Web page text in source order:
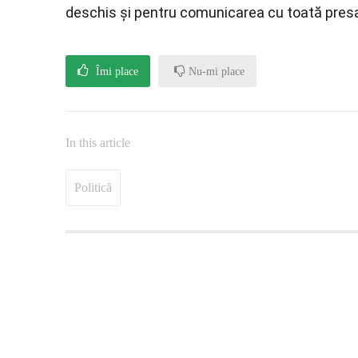
deschis și pentru comunicarea cu toată
Îmi place Nu-mi place
In this article
Politică